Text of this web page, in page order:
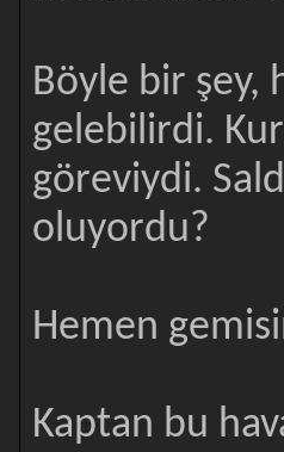
Böyle bir şey,
gelebilirdi.
göreviydi.
oluyordu?
Hemen
Kaptan bu